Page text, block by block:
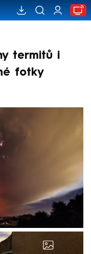
termitů i
fotky